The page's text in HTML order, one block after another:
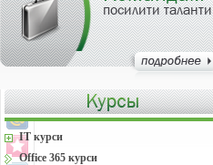
посилити таланти
IT курси
Office 365 курси